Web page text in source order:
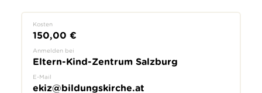
Kosten
150,00 €
Anmelden bei
Eltern-Kind-Zentrum Salzburg
E-Mail
ekiz@bildungskirche.at